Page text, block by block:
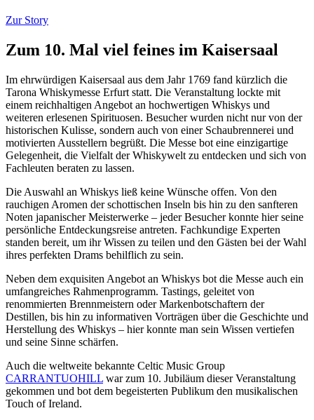
Zur Story
Zum 10. Mal viel feines im Kaisersaal
Im ehrwürdigen Kaisersaal aus dem Jahr 1769 fand kürzlich die
Tarona Whiskymesse Erfurt statt. Die Veranstaltung lockte mit
einem reichhaltigen Angebot an hochwertigen Whiskys und
weiteren erlesenen Spirituosen. Besucher wurden nicht nur von der
historischen Kulisse, sondern auch von einer Schaubrennerei und
motivierten Ausstellern begrüßt. Die Messe bot eine einzigartige
Gelegenheit, die Vielfalt der Whiskywelt zu entdecken und sich von
Fachleuten beraten zu lassen.
Die Auswahl an Whiskys ließ keine Wünsche offen. Von den
rauchigen Aromen der schottischen Inseln bis hin zu den sanfteren
Noten japanischer Meisterwerke – jeder Besucher konnte hier seine
persönliche Entdeckungsreise antreten. Fachkundige Experten
standen bereit, um ihr Wissen zu teilen und den Gästen bei der Wahl
ihres perfekten Drams behilflich zu sein.
Neben dem exquisiten Angebot an Whiskys bot die Messe auch ein
umfangreiches Rahmenprogramm. Tastings, geleitet von
renommierten Brennmeistern oder Markenbotschaftern der
Destillen, bis hin zu informativen Vorträgen über die Geschichte und
Herstellung des Whiskys – hier konnte man sein Wissen vertiefen
und seine Sinne schärfen.
Auch die weltweite bekannte Celtic Music Group
CARRANTUOHILL war zum 10. Jubiläum dieser Veranstaltung
gekommen und bot dem begeisterten Publikum den musikalischen
Touch of Ireland.